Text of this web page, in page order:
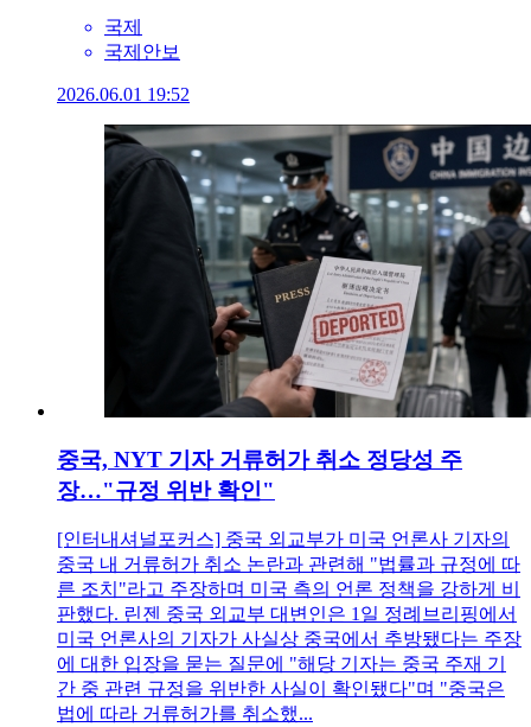
국제
국제안보
2026.06.01 19:52
중국, NYT 기자 거류허가 취소 정당성 주
장…"규정 위반 확인"
[인터내셔널포커스] 중국 외교부가 미국 언론사 기자의
중국 내 거류허가 취소 논란과 관련해 "법률과 규정에 따
른 조치"라고 주장하며 미국 측의 언론 정책을 강하게 비
판했다. 린젠 중국 외교부 대변인은 1일 정례브리핑에서
미국 언론사의 기자가 사실상 중국에서 추방됐다는 주장
에 대한 입장을 묻는 질문에 "해당 기자는 중국 주재 기
간 중 관련 규정을 위반한 사실이 확인됐다"며 "중국은
법에 따라 거류허가를 취소했...